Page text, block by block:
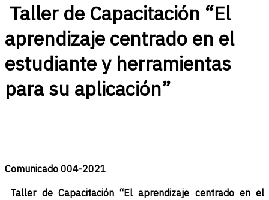
Taller de Capacitación “El
aprendizaje centrado en el
estudiante y herramientas
para su aplicación”
Comunicado 004-2021
Taller de Capacitación “El aprendizaje centrado en el